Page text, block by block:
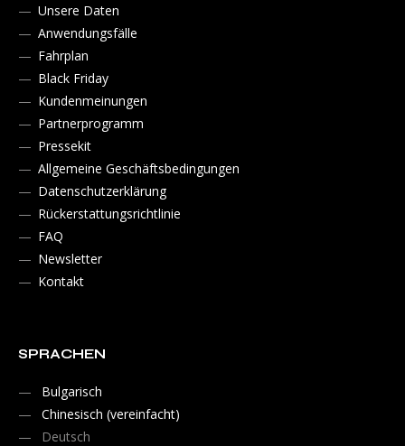
Unsere Daten
Anwendungsfälle
Fahrplan
Black Friday
Kundenmeinungen
Partnerprogramm
Pressekit
Allgemeine Geschäftsbedingungen
Datenschutzerklärung
Rückerstattungsrichtlinie
FAQ
Newsletter
Kontakt
SPRACHEN
Bulgarisch
Chinesisch (vereinfacht)
Deutsch